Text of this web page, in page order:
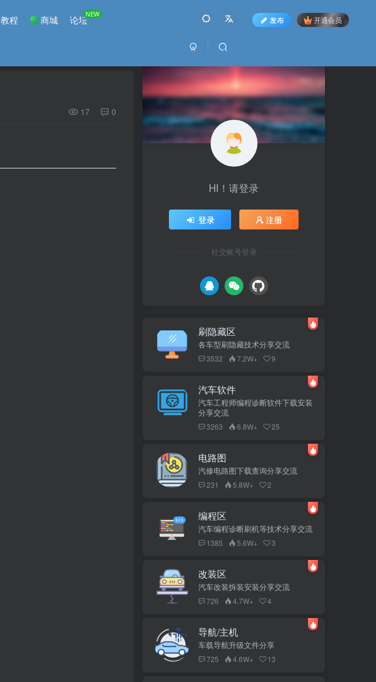
教程 商城 论坛NEW
发布 开通会员
17 0
HI！请登录
登录 注册
社交账号登录
刷隐藏区
各车型刷隐藏技术分享交流
3532 7.2W+ 9
汽车软件
汽车工程师编程诊断软件下载安装
分享交流
3263 6.8W+ 25
电路图
汽修电路图下载查询分享交流
231 5.8W+ 2
编程区
汽车编程诊断刷机等技术分享交流
1385 5.6W+ 3
改装区
汽车改装拆装安装分享交流
726 4.7W+ 4
导航/主机
车载导航升级文件分享
725 4.6W+ 13